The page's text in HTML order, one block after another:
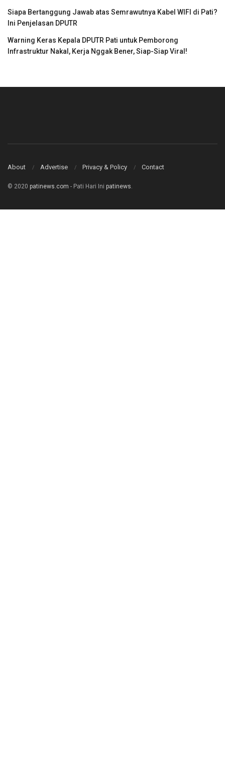
Siapa Bertanggung Jawab atas Semrawutnya Kabel WIFI di Pati?
Ini Penjelasan DPUTR
Warning Keras Kepala DPUTR Pati untuk Pemborong
Infrastruktur Nakal, Kerja Nggak Bener, Siap-Siap Viral!
About Advertise Privacy & Policy Contact
© 2020 patinews.com - Pati Hari Ini patinews.